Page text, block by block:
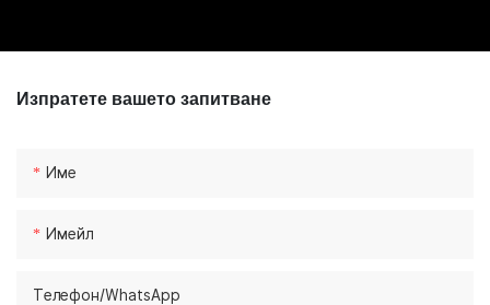
Изпратете вашето запитване
Име
Имейл
Телефон/WhatsApp